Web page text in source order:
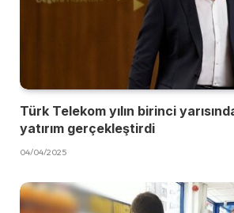
Türk Telekom yılın birinci
yatırım gerçekleştirdi
04/04/2025